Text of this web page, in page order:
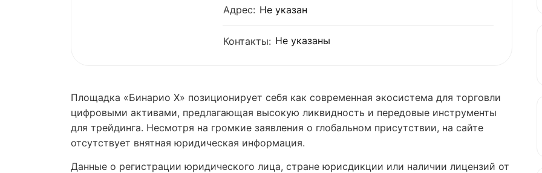
Адрес: Не указан
Контакты: Не указаны
Площадка «Бинарио Х» позиционирует себя как современная экосистема для торговли
цифровыми активами, предлагающая высокую ликвидность и передовые инструменты
для трейдинга. Несмотря на громкие заявления о глобальном присутствии, на сайте
отсутствует внятная юридическая информация.
Данные о регистрации юридического лица, стране юрисдикции или наличии лицензий от